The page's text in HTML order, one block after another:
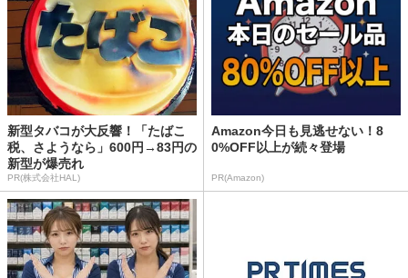
新型タバコが大反響！「たばこ
税、さようなら」600円→83円の
新型が爆売れ
PR(株式会社HAL)
Amazon今日も見逃せない！8
0%OFF以上が続々登場
PR(Amazon)